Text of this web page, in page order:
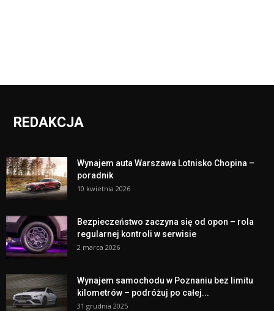
REDAKCJA
Wynajem auta Warszawa Lotnisko Chopina –
poradnik
10 kwietnia 2026
Bezpieczeństwo zaczyna się od opon – rola
regularnej kontroli w serwisie
2 marca 2026
Wynajem samochodu w Poznaniu bez limitu
kilometrów – podróżuj po całej...
31 grudnia 2025